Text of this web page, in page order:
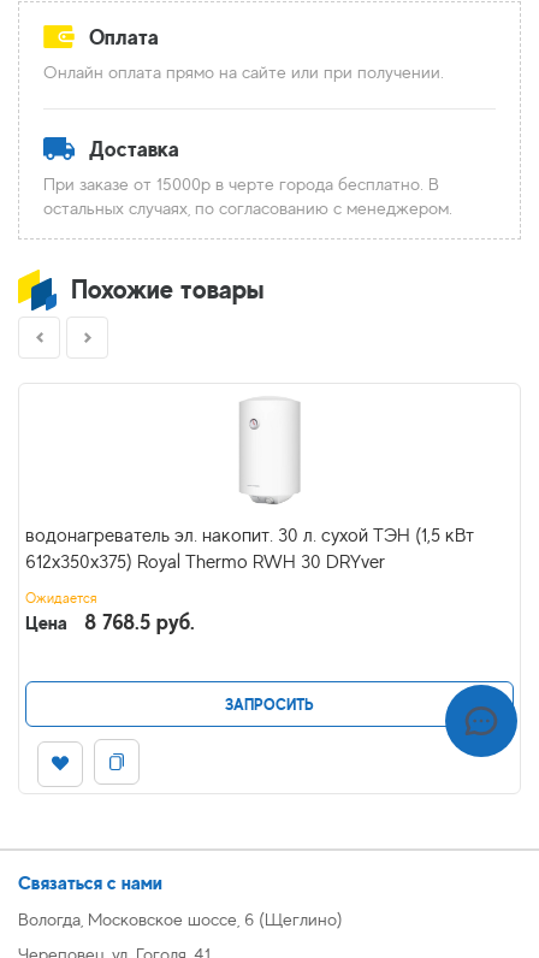
Оплата
Онлайн оплата прямо на сайте или при получении.
Доставка
При заказе от 15000р в черте города бесплатно. В
остальных случаях, по согласованию с менеджером.
Похожие товары
водонагреватель эл. накопит. 30 л. сухой ТЭН (1,5 кВт
612х350х375) Royal Thermo RWH 30 DRYver
Ожидается
Цена 8 768.5 руб.
ЗАПРОСИТЬ
Связаться с нами
Вологда, Московское шоссе, 6 (Щеглино)
Череповец, ул. Гоголя, 41